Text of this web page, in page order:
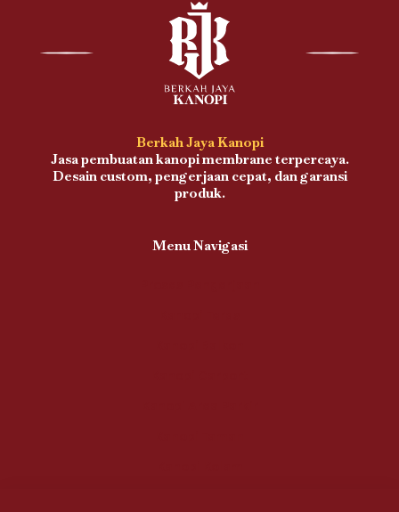
Berkah Jaya Kanopi
Jasa pembuatan kanopi membrane terpercaya.
Desain custom, pengerjaan cepat, dan garansi
produk.
Menu Navigasi